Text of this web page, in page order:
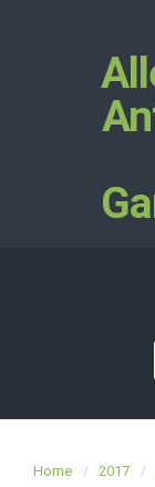
Home 2017